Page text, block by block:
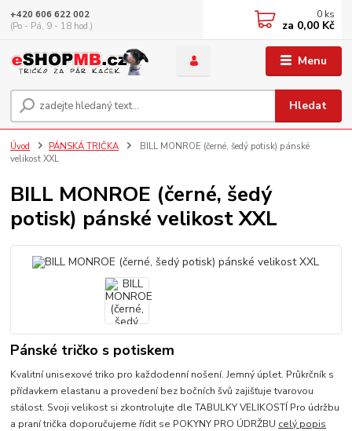
Menu
Hledat
+420 606 622 002
(Po - Pá, 9 - 18 hod.)
0 ks
za 0,00 Kč
Úvod PÁNSKÁ TRIČKA
BILL MONROE (černé, šedý potisk) pánské
velikost XXL
BILL MONROE (černé, šedý
potisk) pánské velikost XXL
Pánské tričko s potiskem
Kvalitní unisexové triko pro každodenní nošení. Jemný úplet. Průkrčník s
přídavkem elastanu a provedení bez bočních švů zajišťuje tvarovou
stálost. Svoji velikost si zkontrolujte dle TABULKY VELIKOSTÍ Pro údržbu
a praní trička doporučujeme řídit se POKYNY PRO ÚDRŽBU celý popis